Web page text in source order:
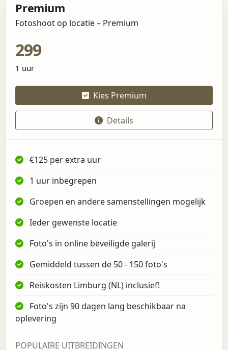
Premium
Fotoshoot op locatie – Premium
299
1 uur
Kies Premium
Details
€125 per extra uur
1 uur inbegrepen
Groepen en andere samenstellingen mogelijk
Ieder gewenste locatie
Foto's in online beveiligde galerij
Gemiddeld tussen de 50 - 150 foto's
Reiskosten Limburg (NL) inclusief!
Foto's zijn 90 dagen lang beschikbaar na
oplevering
POPULAIRE UITBREIDINGEN